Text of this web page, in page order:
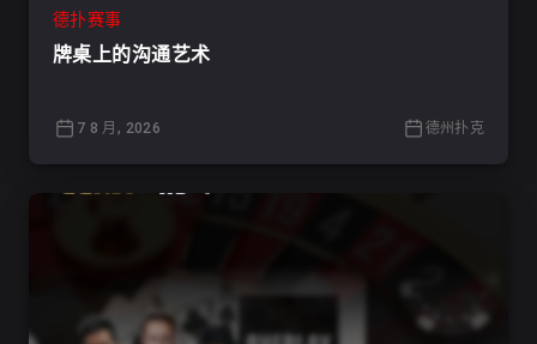
德扑赛事
牌桌上的沟通艺术
7 8 月, 2026 德州扑克